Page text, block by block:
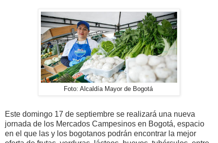
Foto: Alcaldía Mayor de Bogotá
Este domingo 17 de septiembre se realizará una nueva
jornada de los Mercados Campesinos en Bogotá, espacio
en el que las y los bogotanos podrán encontrar la mejor